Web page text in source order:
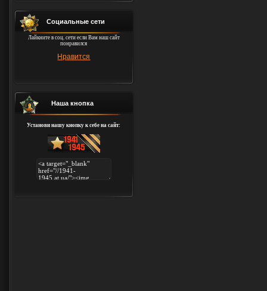
Социальные сети
Лайкните в соц. сети если Вам наш сайт
понравился
Нравится
Наша кнопка
Установи нашу кнопку к себе на сайт: